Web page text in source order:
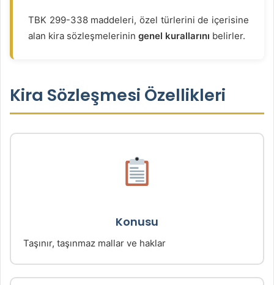
TBK 299-338 maddeleri, özel türlerini de içerisine
alan kira sözleşmelerinin genel kurallarını belirler.
Kira Sözleşmesi Özellikleri
Konusu
Taşınır, taşınmaz mallar ve haklar